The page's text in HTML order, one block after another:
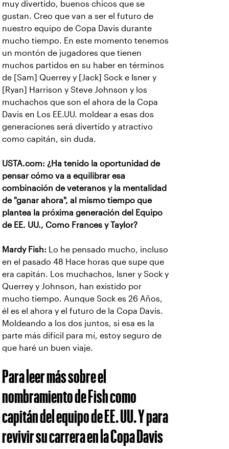
muy divertido, buenos chicos que se
gustan. Creo que van a ser el futuro de
nuestro equipo de Copa Davis durante
mucho tiempo. En este momento tenemos
un montón de jugadores que tienen
muchos partidos en su haber en términos
de [Sam] Querrey y [Jack] Sock e Isner y
[Ryan] Harrison y Steve Johnson y los
muchachos que son el ahora de la Copa
Davis en Los EE.UU. moldear a esas dos
generaciones será divertido y atractivo
como capitán, sin duda.
USTA.com: ¿Ha tenido la oportunidad de
pensar cómo va a equilibrar esa
combinación de veteranos y la mentalidad
de "ganar ahora", al mismo tiempo que
plantea la próxima generación del Equipo
de EE. UU., Como Frances y Taylor?
Mardy Fish:
Lo he pensado mucho, incluso
en el pasado 48 Hace horas que supe que
era capitán. Los muchachos, Isner y Sock y
Querrey y Johnson, han existido por
mucho tiempo. Aunque Sock es 26 Años,
él es el ahora y el futuro de la Copa Davis.
Moldeando a los dos juntos, si esa es la
parte más difícil para mí, estoy seguro de
que haré un buen viaje.
Para leer más sobre el
nombramiento de Fish como
capitán del equipo de EE. UU. Y para
revivir su carrera en la Copa Davis